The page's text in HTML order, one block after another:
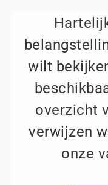
wilt
overzicht
verwijzen
onze